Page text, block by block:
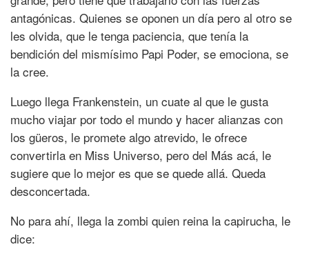
antagónicas. Quienes se oponen un día pero al otro se
les olvida, que le tenga paciencia, que tenía la
bendición del mismísimo Papi Poder, se emociona, se
la cree.
Luego llega Frankenstein, un cuate al que le gusta
mucho viajar por todo el mundo y hacer alianzas con
los güeros, le promete algo atrevido, le ofrece
convertirla en Miss Universo, pero del Más acá, le
sugiere que lo mejor es que se quede allá. Queda
desconcertada.
No para ahí, llega la zombi quien reina la capirucha, le
dice: